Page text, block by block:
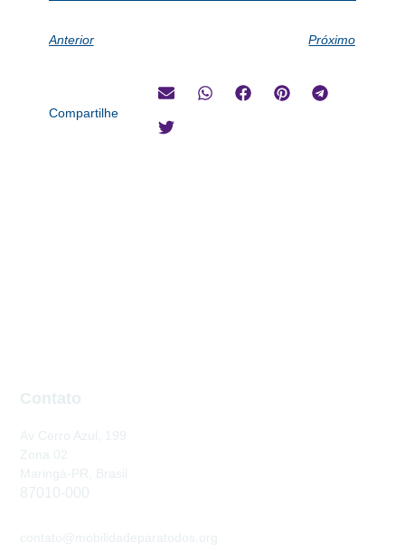
Anterior Próximo
Compartilhe
Contato
Av Cerro Azul, 199
Zona 02
Maringá-PR, Brasil
87010-000
contato@mobilidadeparatodos.org